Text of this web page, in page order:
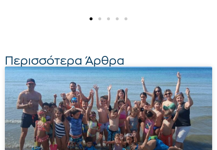
Περισσότερα Άρθρα